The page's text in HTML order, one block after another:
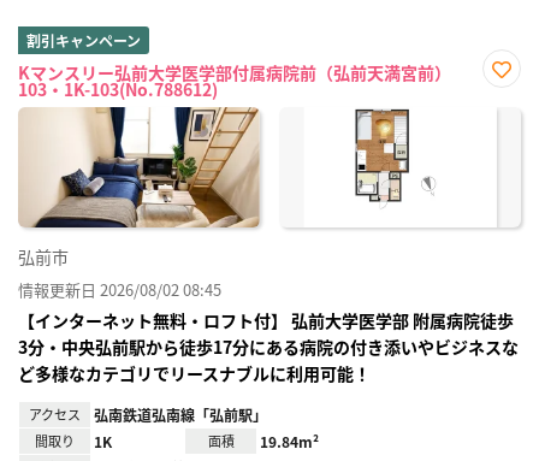
割引キャンペーン
Kマンスリー弘前大学医学部付属病院前（弘前天満宮前）
103・1K-103(No.788612)
に入
弘前市
情報更新日 2026/08/02 08:45
【インターネット無料・ロフト付】 弘前大学医学部 附属病院徒歩
3分・中央弘前駅から徒歩17分にある病院の付き添いやビジネスな
ど多様なカテゴリでリースナブルに利用可能！
アクセス 弘南鉄道弘南線「弘前駅」
間取り 1K 面積 19.84m²